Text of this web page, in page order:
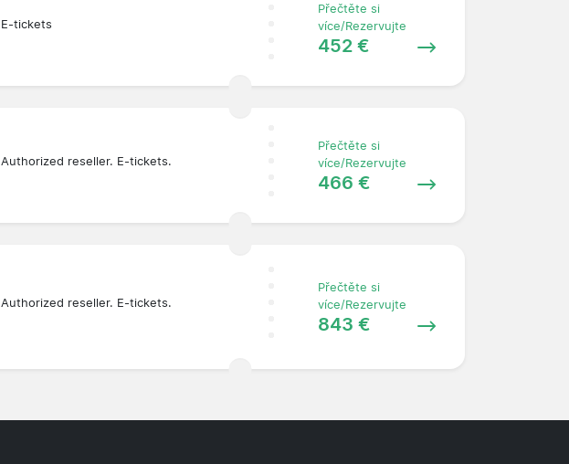
E-tickets
Přečtěte si
více/Rezervujte
452 €
Authorized reseller. E-tickets.
Přečtěte si
více/Rezervujte
466 €
Authorized reseller. E-tickets.
Přečtěte si
více/Rezervujte
843 €